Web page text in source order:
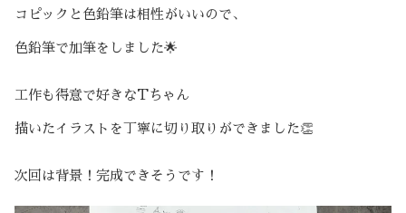
コピックと色鉛筆は相性がいいので、
色鉛筆で加筆をしました🌟
工作も得意で好きなTちゃん
描いたイラストを丁寧に切り取りができました👏
次回は背景！完成できそうです！